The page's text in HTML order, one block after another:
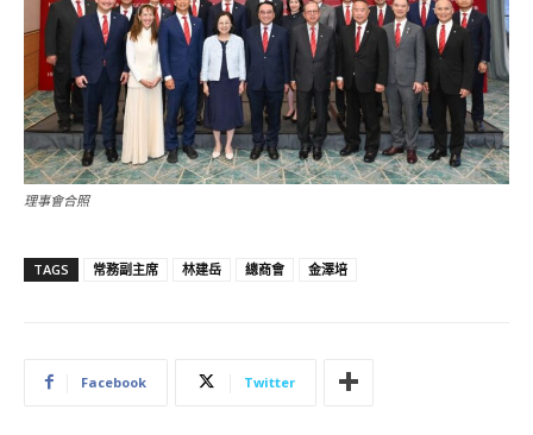
理事會合照
TAGS 常務副主席 林建岳 總商會 金澤培
Facebook Twitter